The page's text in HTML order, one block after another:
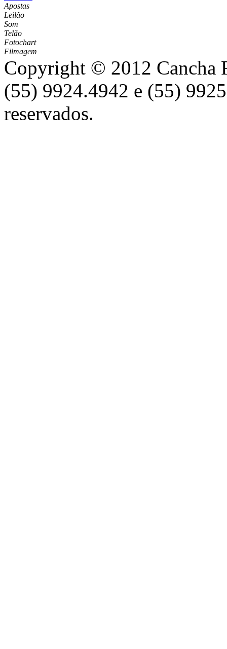
Apostas
Leilão
Som
Telão
Fotochart
Filmagem
Copyright © 2012 Cancha
(55) 9924.4942 e (55)
reservados.